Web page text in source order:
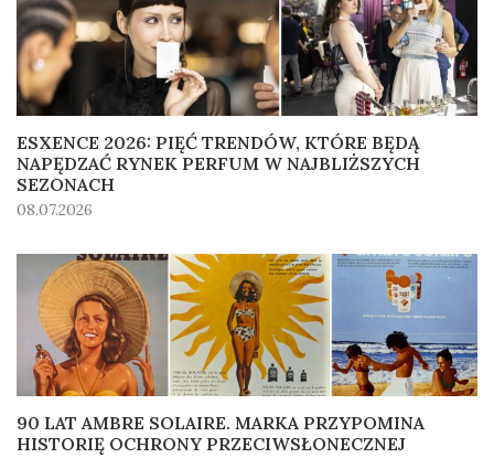
ESXENCE 2026: PIĘĆ TRENDÓW, KTÓRE BĘDĄ
NAPĘDZAĆ RYNEK PERFUM W NAJBLIŻSZYCH
SEZONACH
08.07.2026
90 LAT AMBRE SOLAIRE. MARKA PRZYPOMINA
HISTORIĘ OCHRONY PRZECIWSŁONECZNEJ